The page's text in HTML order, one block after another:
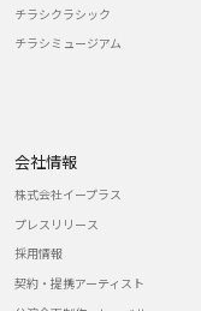
チラシクラシック
チラシミュージアム
会社情報
株式会社イープラス
プレスリリース
採用情報
契約・提携アーティスト